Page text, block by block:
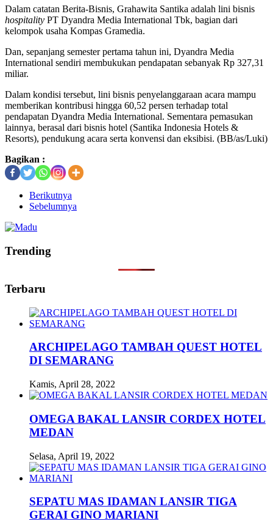
Dalam catatan Berita-Bisnis, Grahawita Santika adalah lini bisnis
hospitality PT Dyandra Media International Tbk, bagian dari
kelompok usaha Kompas Gramedia.
Dan, sepanjang semester pertama tahun ini, Dyandra Media
International sendiri membukukan pendapatan sebanyak Rp 327,31
miliar.
Dalam kondisi tersebut, lini bisnis penyelanggaraan acara mampu
memberikan kontribusi hingga 60,52 persen terhadap total
pendapatan Dyandra Media International. Sementara pemasukan
lainnya, berasal dari bisnis hotel (Santika Indonesia Hotels &
Resorts), pendukung acara serta konvensi dan eksibisi. (BB/as/Luki)
Bagikan :
Berikutnya
Sebelumnya
Trending
Terbaru
ARCHIPELAGO TAMBAH QUEST HOTEL
DI SEMARANG
Kamis, April 28, 2022
OMEGA BAKAL LANSIR CORDEX HOTEL
MEDAN
Selasa, April 19, 2022
SEPATU MAS IDAMAN LANSIR TIGA
GERAI GINO MARIANI